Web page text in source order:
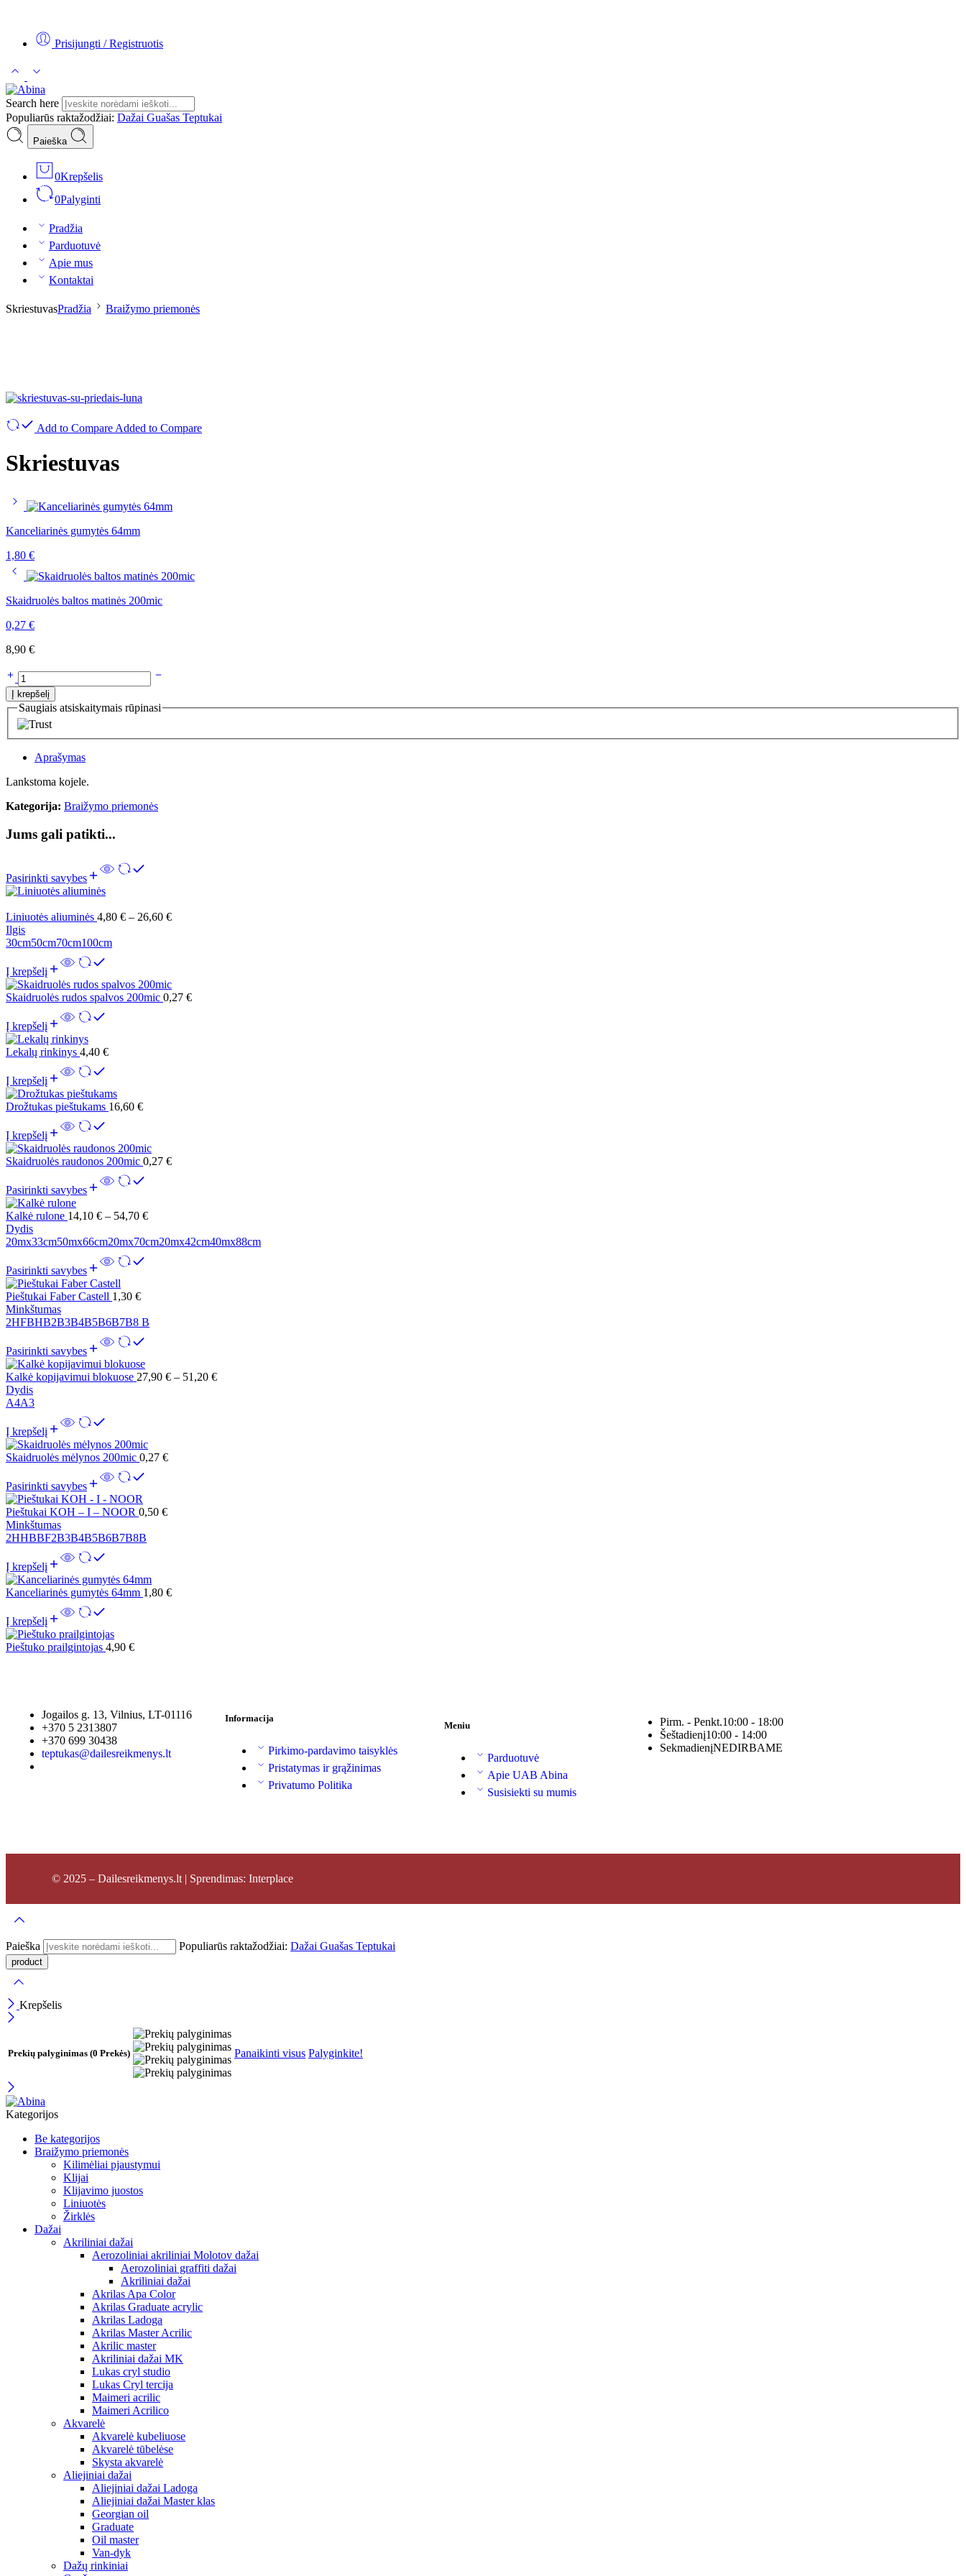
Prisijungti / Registruotis
Search here
Populiarūs raktažodžiai: Dažai Guašas Teptukai
Paieška
0Krepšelis
0Palyginti
Pradžia
Parduotuvė
Apie mus
Kontaktai
SkriestuvasPradžia Braižymo priemonės
Add to Compare Added to Compare
Skriestuvas
Kanceliarinės gumytės 64mm
1,80 €
Skaidruolės baltos matinės 200mic
0,27 €
8,90 €
Į krepšelį
Saugiais atsiskaitymais rūpinasi
Aprašymas
Lankstoma kojele.
Kategorija: Braižymo priemonės
Jums gali patikti...
Pasirinkti savybes
Liniuotės aliuminės 4,80 € – 26,60 €
Ilgis
30cm50cm70cm100cm
Į krepšelį
Skaidruolės rudos spalvos 200mic 0,27 €
Į krepšelį
Lekalų rinkinys 4,40 €
Į krepšelį
Drožtukas pieštukams 16,60 €
Į krepšelį
Skaidruolės raudonos 200mic 0,27 €
Pasirinkti savybes
Kalkė rulone 14,10 € – 54,70 €
Dydis
20mx33cm50mx66cm20mx70cm20mx42cm40mx88cm
Pasirinkti savybes
Pieštukai Faber Castell 1,30 €
Minkštumas
2HFBHB2B3B4B5B6B7B8 B
Pasirinkti savybes
Kalkė kopijavimui blokuose 27,90 € – 51,20 €
Dydis
A4A3
Į krepšelį
Skaidruolės mėlynos 200mic 0,27 €
Pasirinkti savybes
Pieštukai KOH – I – NOOR 0,50 €
Minkštumas
2HHBBF2B3B4B5B6B7B8B
Į krepšelį
Kanceliarinės gumytės 64mm 1,80 €
Į krepšelį
Pieštuko prailgintojas 4,90 €
Jogailos g. 13, Vilnius, LT-01116
+370 5 2313807
+370 699 30438
teptukas@dailesreikmenys.lt
Informacija
Pirkimo-pardavimo taisyklės
Pristatymas ir grąžinimas
Privatumo Politika
Meniu
Parduotuvė
Apie UAB Abina
Susisiekti su mumis
Pirm. - Penkt.10:00 - 18:00
Šeštadienį10:00 - 14:00
SekmadienįNEDIRBAME
© 2025 – Dailesreikmenys.lt | Sprendimas: Interplace
Paieška Populiarūs raktažodžiai: Dažai Guašas Teptukai
Krepšelis
Prekių palyginimas (0 Prekės) Panaikinti visus Palyginkite!
Kategorijos
Be kategorijos
Braižymo priemonės
Kilimėliai pjaustymui
Klijai
Klijavimo juostos
Liniuotės
Žirklės
Dažai
Akriliniai dažai
Aerozoliniai akriliniai Molotov dažai
Aerozoliniai graffiti dažai
Akriliniai dažai
Akrilas Apa Color
Akrilas Graduate acrylic
Akrilas Ladoga
Akrilas Master Acrilic
Akrilic master
Akriliniai dažai MK
Lukas cryl studio
Lukas Cryl tercija
Maimeri acrilic
Maimeri Acrilico
Akvarelė
Akvarelė kubeliuose
Akvarelė tūbelėse
Skysta akvarelė
Aliejiniai dažai
Aliejiniai dažai Ladoga
Aliejiniai dažai Master klas
Georgian oil
Graduate
Oil master
Van-dyk
Dažų rinkiniai